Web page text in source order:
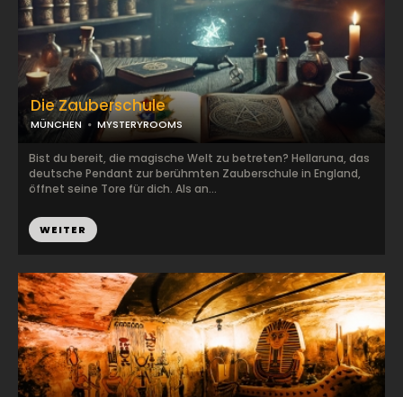
Die Zauberschule
MÜNCHEN MYSTERYROOMS
Bist du bereit, die magische Welt zu betreten? Hellaruna, das
deutsche Pendant zur berühmten Zauberschule in England,
öffnet seine Tore für dich. Als an...
WEITER